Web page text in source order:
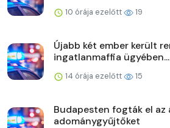
10 órája ezelőtt 19
Újabb két ember került
ingatlanmaffia ügyében...
14 órája ezelőtt 15
Budapesten fogták el az
adománygyűjtőket